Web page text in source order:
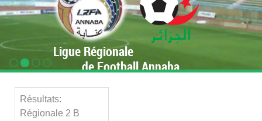
Ligue Régionale
de Football Annaba
Résultats:
Régionale 2 B